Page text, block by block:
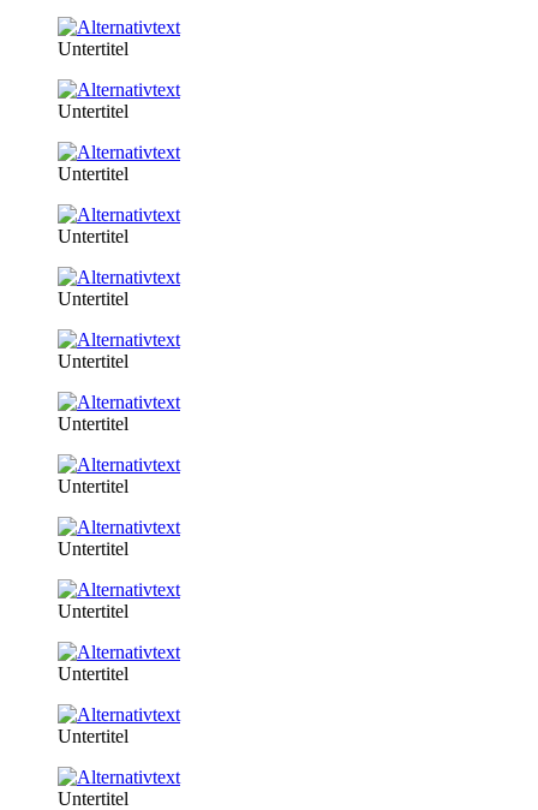
Untertitel
Untertitel
Untertitel
Untertitel
Untertitel
Untertitel
Untertitel
Untertitel
Untertitel
Untertitel
Untertitel
Untertitel
Untertitel